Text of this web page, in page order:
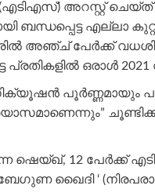
(എടിഎസ്) അറസ്റ്റ്
ബന്ധപ്പെട്ട എല്ലാ
അഞ്ച് പേർക്ക്
പ്രതികളിൽ ഒരാൾ 2021
പൂർണ്ണമായും
12 പേർക്ക്
ഖൈദി ‘